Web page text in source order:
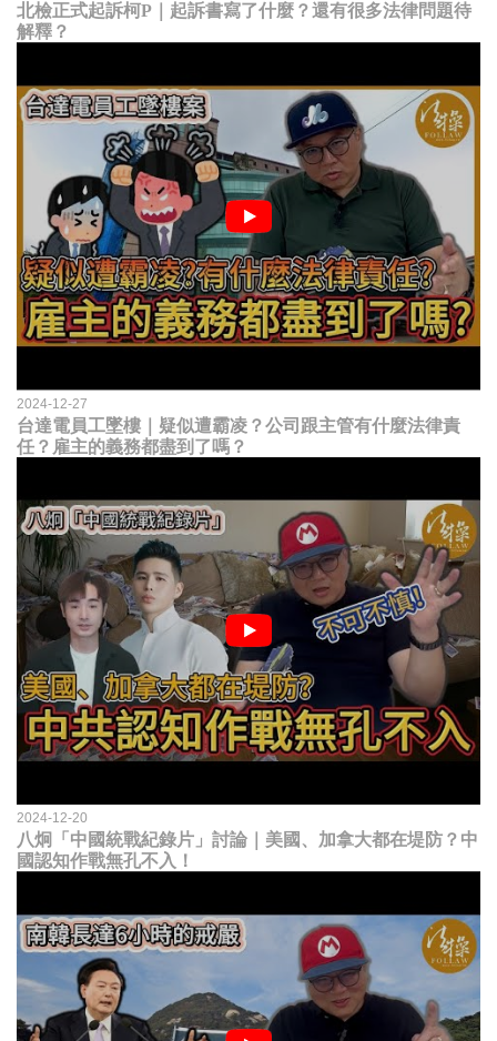
北檢正式起訴柯P｜起訴書寫了什麼？還有很多法律問題待
解釋？
2024-12-27
台達電員工墜樓｜疑似遭霸凌？公司跟主管有什麼法律責
任？雇主的義務都盡到了嗎？
2024-12-20
八炯「中國統戰紀錄片」討論｜美國、加拿大都在堤防？中
國認知作戰無孔不入！